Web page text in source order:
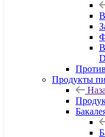
Продукты